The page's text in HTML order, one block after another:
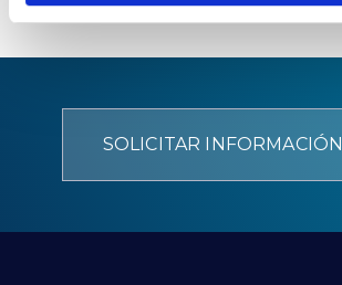
SOLICITAR INFORMACIÓN